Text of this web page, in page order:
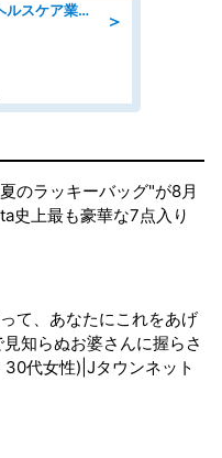
＞
08月開始/「土日祝休み」ヘルスケア業界の産業保健師/高時給/未経験OK/要資格:保健師、正看護師
のラッキーバッグ"が8月
史上最も豪華な7点入り
て、あなたにこれをあげ
知らぬお婆さんに握らさ
代女性)|Jタウンネット